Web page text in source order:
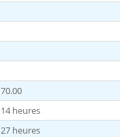
70.00
14 heures
27 heures